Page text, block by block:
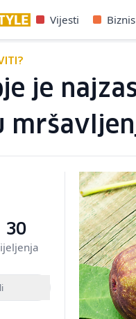
Vijesti Biznis
je
30